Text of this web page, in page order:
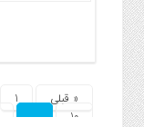
« قبلی 1
10
…